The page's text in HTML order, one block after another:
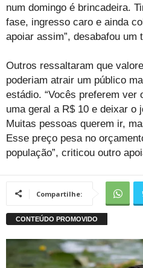
num domingo é brincadeira.
fase, ingresso caro e ainda
apoiar assim”, desabafou um
Outros ressaltaram que
poderiam atrair um público
estádio. “Vocês preferem ver
uma geral a R$ 10 e deixar o
Muitas pessoas querem ir,
Esse preço pesa no
população”, criticou outro
Compartilhe: